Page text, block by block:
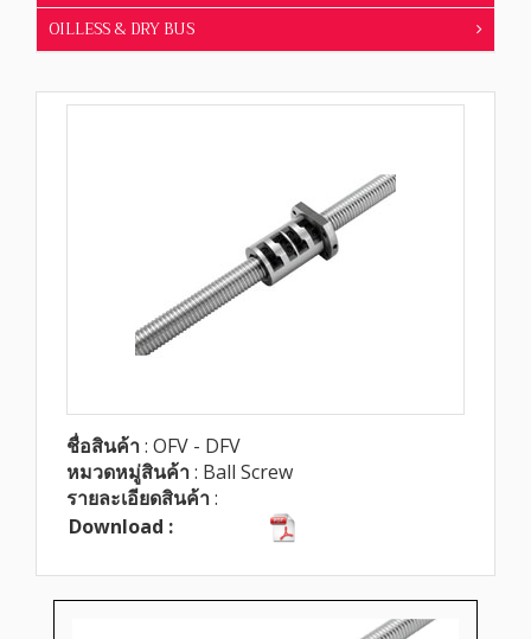
OILLESS & DRY BUS
ชื่อสินค้า: OFV - DFV
หมวดหมู่สินค้า: Ball Screw
รายละเอียดสินค้า:
Download :